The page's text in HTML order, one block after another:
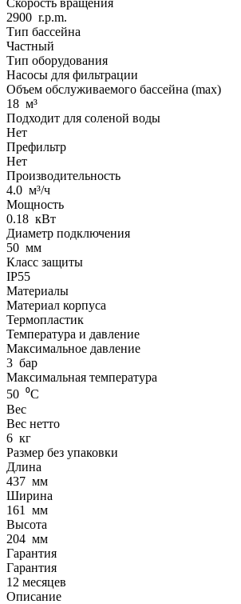
2900 r.p.m.
Тип бассейна
Частный
Тип оборудования
Насосы для фильтрации
Объем обслуживаемого бассейна (max)
18 м³
Подходит для соленой воды
Нет
Префильтр
Нет
Производительность
4.0 м³/ч
Мощность
0.18 кВт
Диаметр подключения
50 мм
Класс защиты
IP55
Материалы
Материал корпуса
Термопластик
Температура и давление
Максимальное давление
3 бар
Максимальная температура
50 ⁰С
Вес
Вес нетто
6 кг
Размер без упаковки
Длина
437 мм
Ширина
161
мм
Высота
204 мм
Гарантия
Гарантия
12 месяцев
Описание